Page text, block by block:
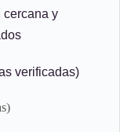
cercana y
verificadas)